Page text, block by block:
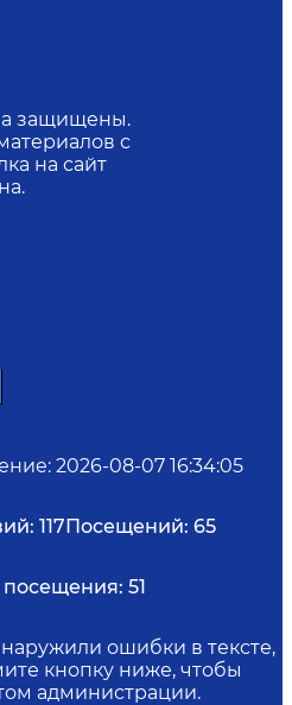
защищены.
с
на сайт
: 2026-08-07 16:34:05
117Посещений: 65
51
ошибки в тексте,
кнопку ниже, чтобы
администрации.